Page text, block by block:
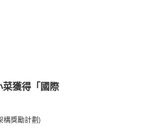
菜獲得「國際
構獎勵計劃)